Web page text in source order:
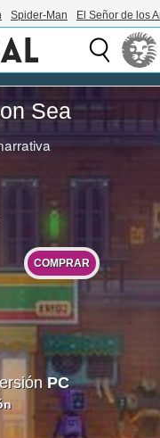
Spider-Man El Señor de los
Sea
COMPRAR
PC